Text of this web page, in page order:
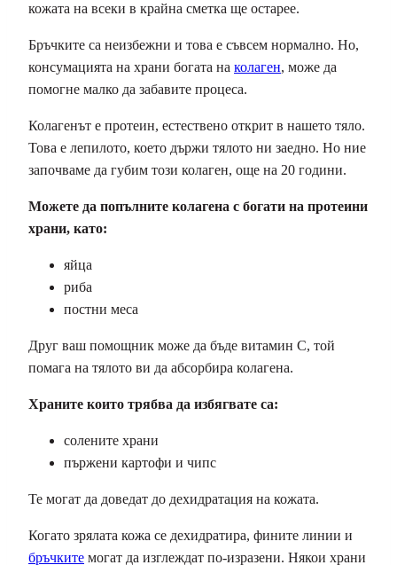
кожата на всеки в крайна сметка ще остарее.
Бръчките са неизбежни и това е съвсем нормално. Но,
консумацията на храни богата на колаген, може да
помогне малко да забавите процеса.
Колагенът е протеин, естествено открит в нашето тяло.
Това е лепилото, което държи тялото ни заедно. Но ние
започваме да губим този колаген, още на 20 години.
Можете да попълните колагена с богати на протеини
храни, като:
яйца
риба
постни меса
Друг ваш помощник може да бъде витамин С, той
помага на тялото ви да абсорбира колагена.
Храните които трябва да избягвате са:
солените храни
пържени картофи и чипс
Те могат да доведат до дехидратация на кожата.
Когато зрялата кожа се дехидратира, фините линии и
бръчките могат да изглеждат по-изразени. Някои храни